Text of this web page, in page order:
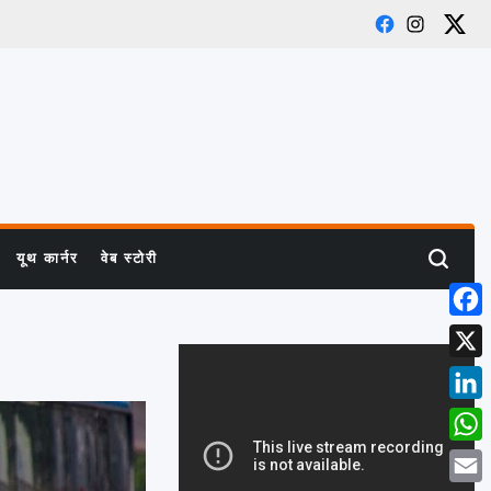
FacebookX
यूथ कार्नर वेब स्टोरी Search
X